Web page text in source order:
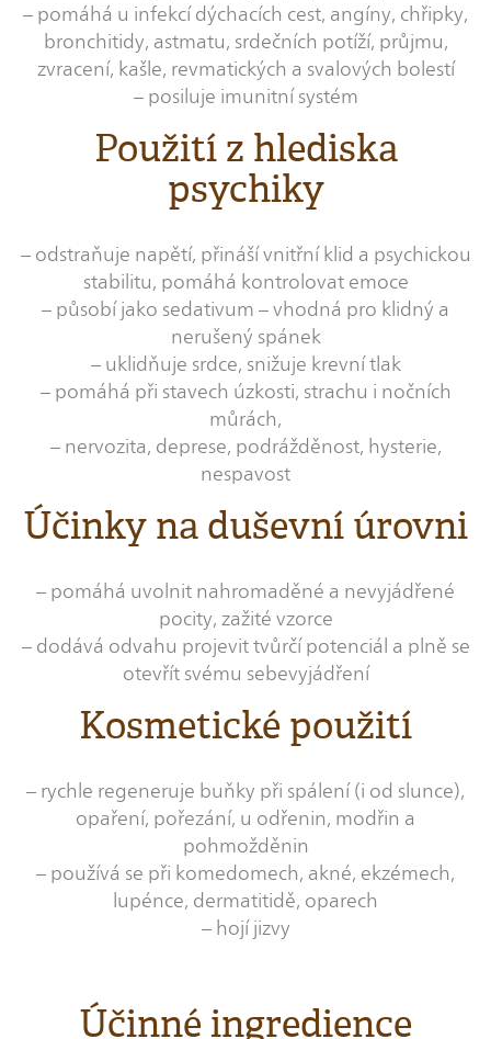
– pomáhá u infekcí dýchacích cest, angíny, chřipky,
bronchitidy, astmatu, srdečních potíží, průjmu,
zvracení, kašle, revmatických a svalových bolestí
– posiluje imunitní systém
Použití z hlediska
psychiky
– odstraňuje napětí, přináší vnitřní klid a psychickou
stabilitu, pomáhá kontrolovat emoce
– působí jako sedativum – vhodná pro klidný a
nerušený spánek
– uklidňuje srdce, snižuje krevní tlak
– pomáhá při stavech úzkosti, strachu i nočních
můrách,
– nervozita, deprese, podrážděnost, hysterie,
nespavost
Účinky na duševní úrovni
– pomáhá uvolnit nahromaděné a nevyjádřené
pocity, zažité vzorce
– dodává odvahu projevit tvůrčí potenciál a plně se
otevřít svému sebevyjádření
Kosmetické použití
– rychle regeneruje buňky při spálení (i od slunce),
opaření, pořezání, u odřenin, modřin a
pohmožděnin
– používá se při komedomech, akné, ekzémech,
lupénce, dermatitidě, oparech
– hojí jizvy
Účinné ingredience